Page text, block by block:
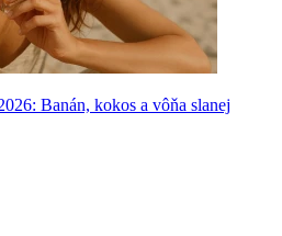
Banán, kokos a vôňa slanej